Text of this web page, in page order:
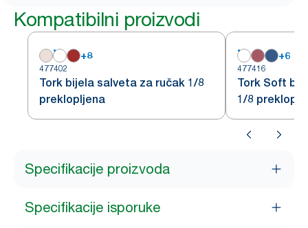
Kompatibilni proizvodi
+8
477402
Tork bijela salveta za ručak 1/8
preklopljena
+6
477416
Tork Soft
1/8
Specifikacije proizvoda
Specifikacije isporuke